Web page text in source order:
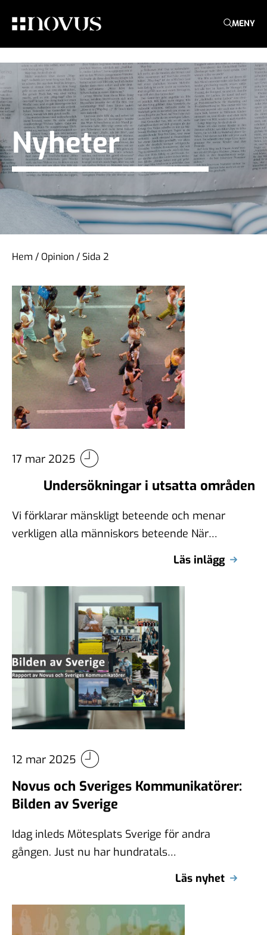
MENY
Nyheter
Hem / Opinion/ Sida 2
17 mar 2025
Undersökningar i utsatta områden
Vi förklarar mänskligt beteende och menar
verkligen alla människors beteende När
Läs inlägg
12 mar 2025
Novus och Sveriges Kommunikatörer:
Bilden av Sverige
Idag inleds Mötesplats Sverige för andra
gången. Just nu har hundratals
Läs nyhet